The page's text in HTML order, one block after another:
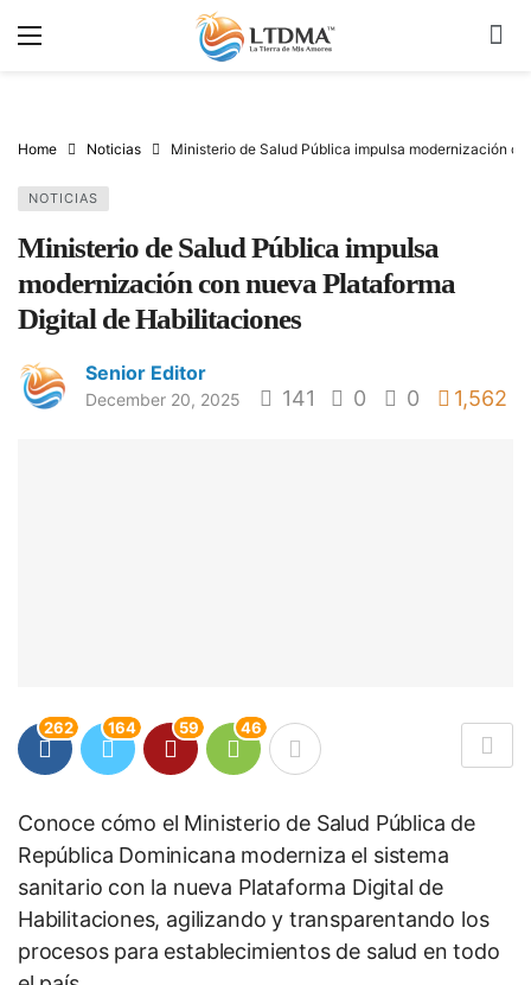
Home Noticias Ministerio de Salud Pública impulsa modernización
NOTICIAS
Ministerio de Salud Pública impulsa
modernización con nueva Plataforma
Digital de Habilitaciones
Senior Editor
December 20, 2025 141 0 0 1,562
262 164 59 46
Conoce cómo el Ministerio de Salud Pública de
República Dominicana moderniza el sistema
sanitario con la nueva Plataforma Digital de
Habilitaciones, agilizando y transparentando los
procesos para establecimientos de salud en todo